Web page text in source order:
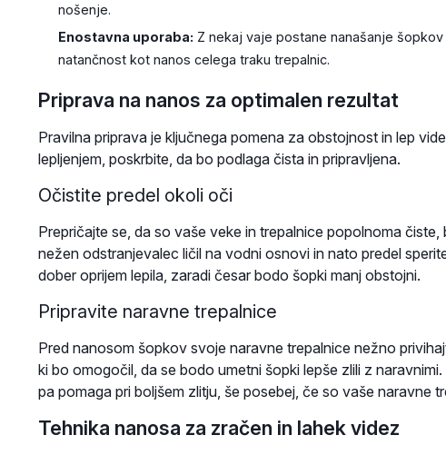
nošenje.
Enostavna uporaba: Z nekaj vaje postane nanašanje
natančnost kot nanos celega traku trepalnic.
Priprava na nanos za optimalen rezultat
Pravilna priprava je ključnega pomena za obstojnost in lep
lepljenjem, poskrbite, da bo podlaga čista in pripravljena.
Očistite predel okoli oči
Prepričajte se, da so vaše veke in trepalnice popolnoma
nežen odstranjevalec ličil na vodni osnovi in nato predel
dober oprijem lepila, zaradi česar bodo šopki manj obstojni.
Pripravite naravne trepalnice
Pred nanosom šopkov svoje naravne trepalnice nežno
ki bo omogočil, da se bodo umetni šopki lepše zlili z
pa pomaga pri boljšem zlitju, še posebej, če so vaše naravne
Tehnika nanosa za zračen in lahek videz